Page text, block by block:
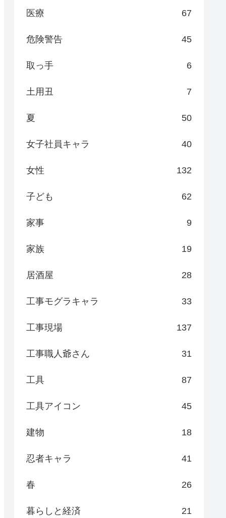
医療 67
危険警告 45
取っ手 6
土用丑 7
夏 50
女子社員キャラ 40
女性 132
子ども 62
家事 9
家族 19
居酒屋 28
工事モグラキャラ 33
工事現場 137
工事職人爺さん 31
工具 87
工具アイコン 45
建物 18
忍者キャラ 41
春 26
暮らしと経済 21